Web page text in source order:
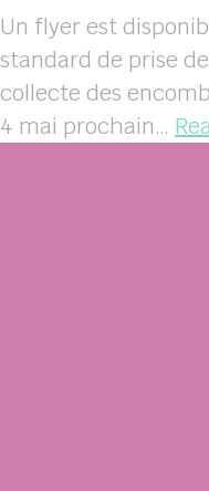
Un flyer est
standard de prise
collecte des
4 mai prochain…